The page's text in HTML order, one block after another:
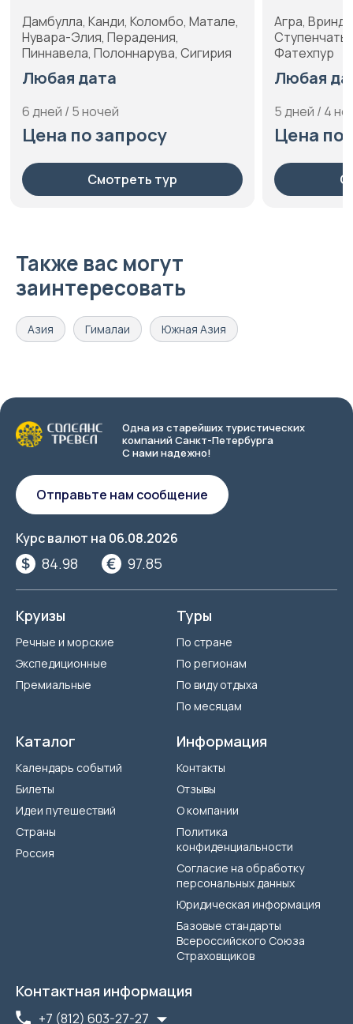
Дамбулла, Канди, Коломбо, Матале,
Нувара-Элия, Перадения,
Пиннавела, Полоннарува, Сигирия
Любая дата
6 дней / 5 ночей
Цена по запросу
Смотреть тур
Агра,
Фатехпур
Любая
5 дней / 4
Цена по
Также вас могут
заинтересовать
Азия Гималаи Южная Азия
Одна из старейших туристических
компаний Санкт-Петербурга
С нами надежно!
Курс валют на 06.08.2026
84.98 97.85
Отправьте нам сообщение
Круизы
Речные и морские
Экспедиционные
Премиальные
Туры
По стране
По регионам
По виду отдыха
По месяцам
Каталог
Календарь событий
Билеты
Идеи путешествий
Страны
Россия
Информация
Контакты
Отзывы
О компании
Политика
конфиденциальности
Согласие на обработку
персональных данных
Юридическая информация
Базовые стандарты
Всероссийского Союза
Страховщиков
Контактная информация
+7 (812) 603-27-27